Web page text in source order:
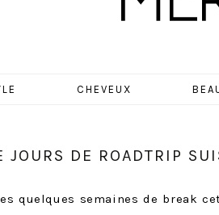
CHEVEUX
JOURS DE ROADTRIP
quelques semaines de break